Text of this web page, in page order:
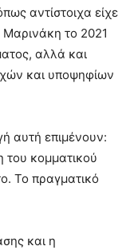
αντίστοιχα είχε
Μαρινάκη το 2021
αλλά και
και υποψηφίων
αυτή επιμένουν:
του κομματικού
Το πραγματικό
και η